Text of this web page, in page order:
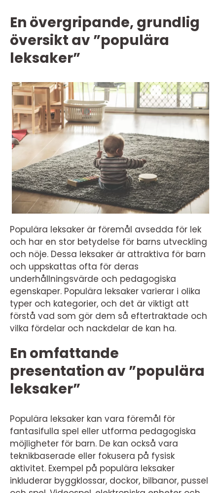
En övergripande, grundlig
översikt av ”populära
leksaker”
Populära leksaker är föremål avsedda för lek
och har en stor betydelse för barns utveckling
och nöje. Dessa leksaker är attraktiva för barn
och uppskattas ofta för deras
underhållningsvärde och pedagogiska
egenskaper. Populära leksaker varierar i olika
typer och kategorier, och det är viktigt att
förstå vad som gör dem så eftertraktade och
vilka fördelar och nackdelar de kan ha.
En omfattande
presentation av ”populära
leksaker”
Populära leksaker kan vara föremål för
fantasifulla spel eller utforma pedagogiska
möjligheter för barn. De kan också vara
teknikbaserade eller fokusera på fysisk
aktivitet. Exempel på populära leksaker
inkluderar byggklossar, dockor, bilbanor, pussel